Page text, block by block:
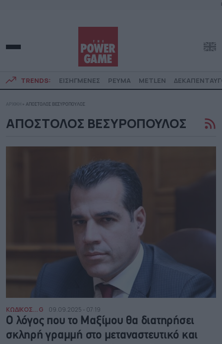
TRENDS: ΕΙΣΗΓΜΕΝΕΣ ΡΕΥΜΑ METLEN
ΑΡΧΙΚΗ » ΑΠΟΣΤΟΛΟΣ ΒΕΣΥΡΟΠΟΥΛΟΣ
ΑΠΟΣΤΟΛΟΣ ΒΕΣΥΡΟΠΟΥΛΟΣ
ΚΩΔΙΚΟΣ... G 09.09.2025 - 07:19
Ο λόγος που το Μαξίμου θα διατηρήσει
σκληρή γραμμή στο μεταναστευτικό και